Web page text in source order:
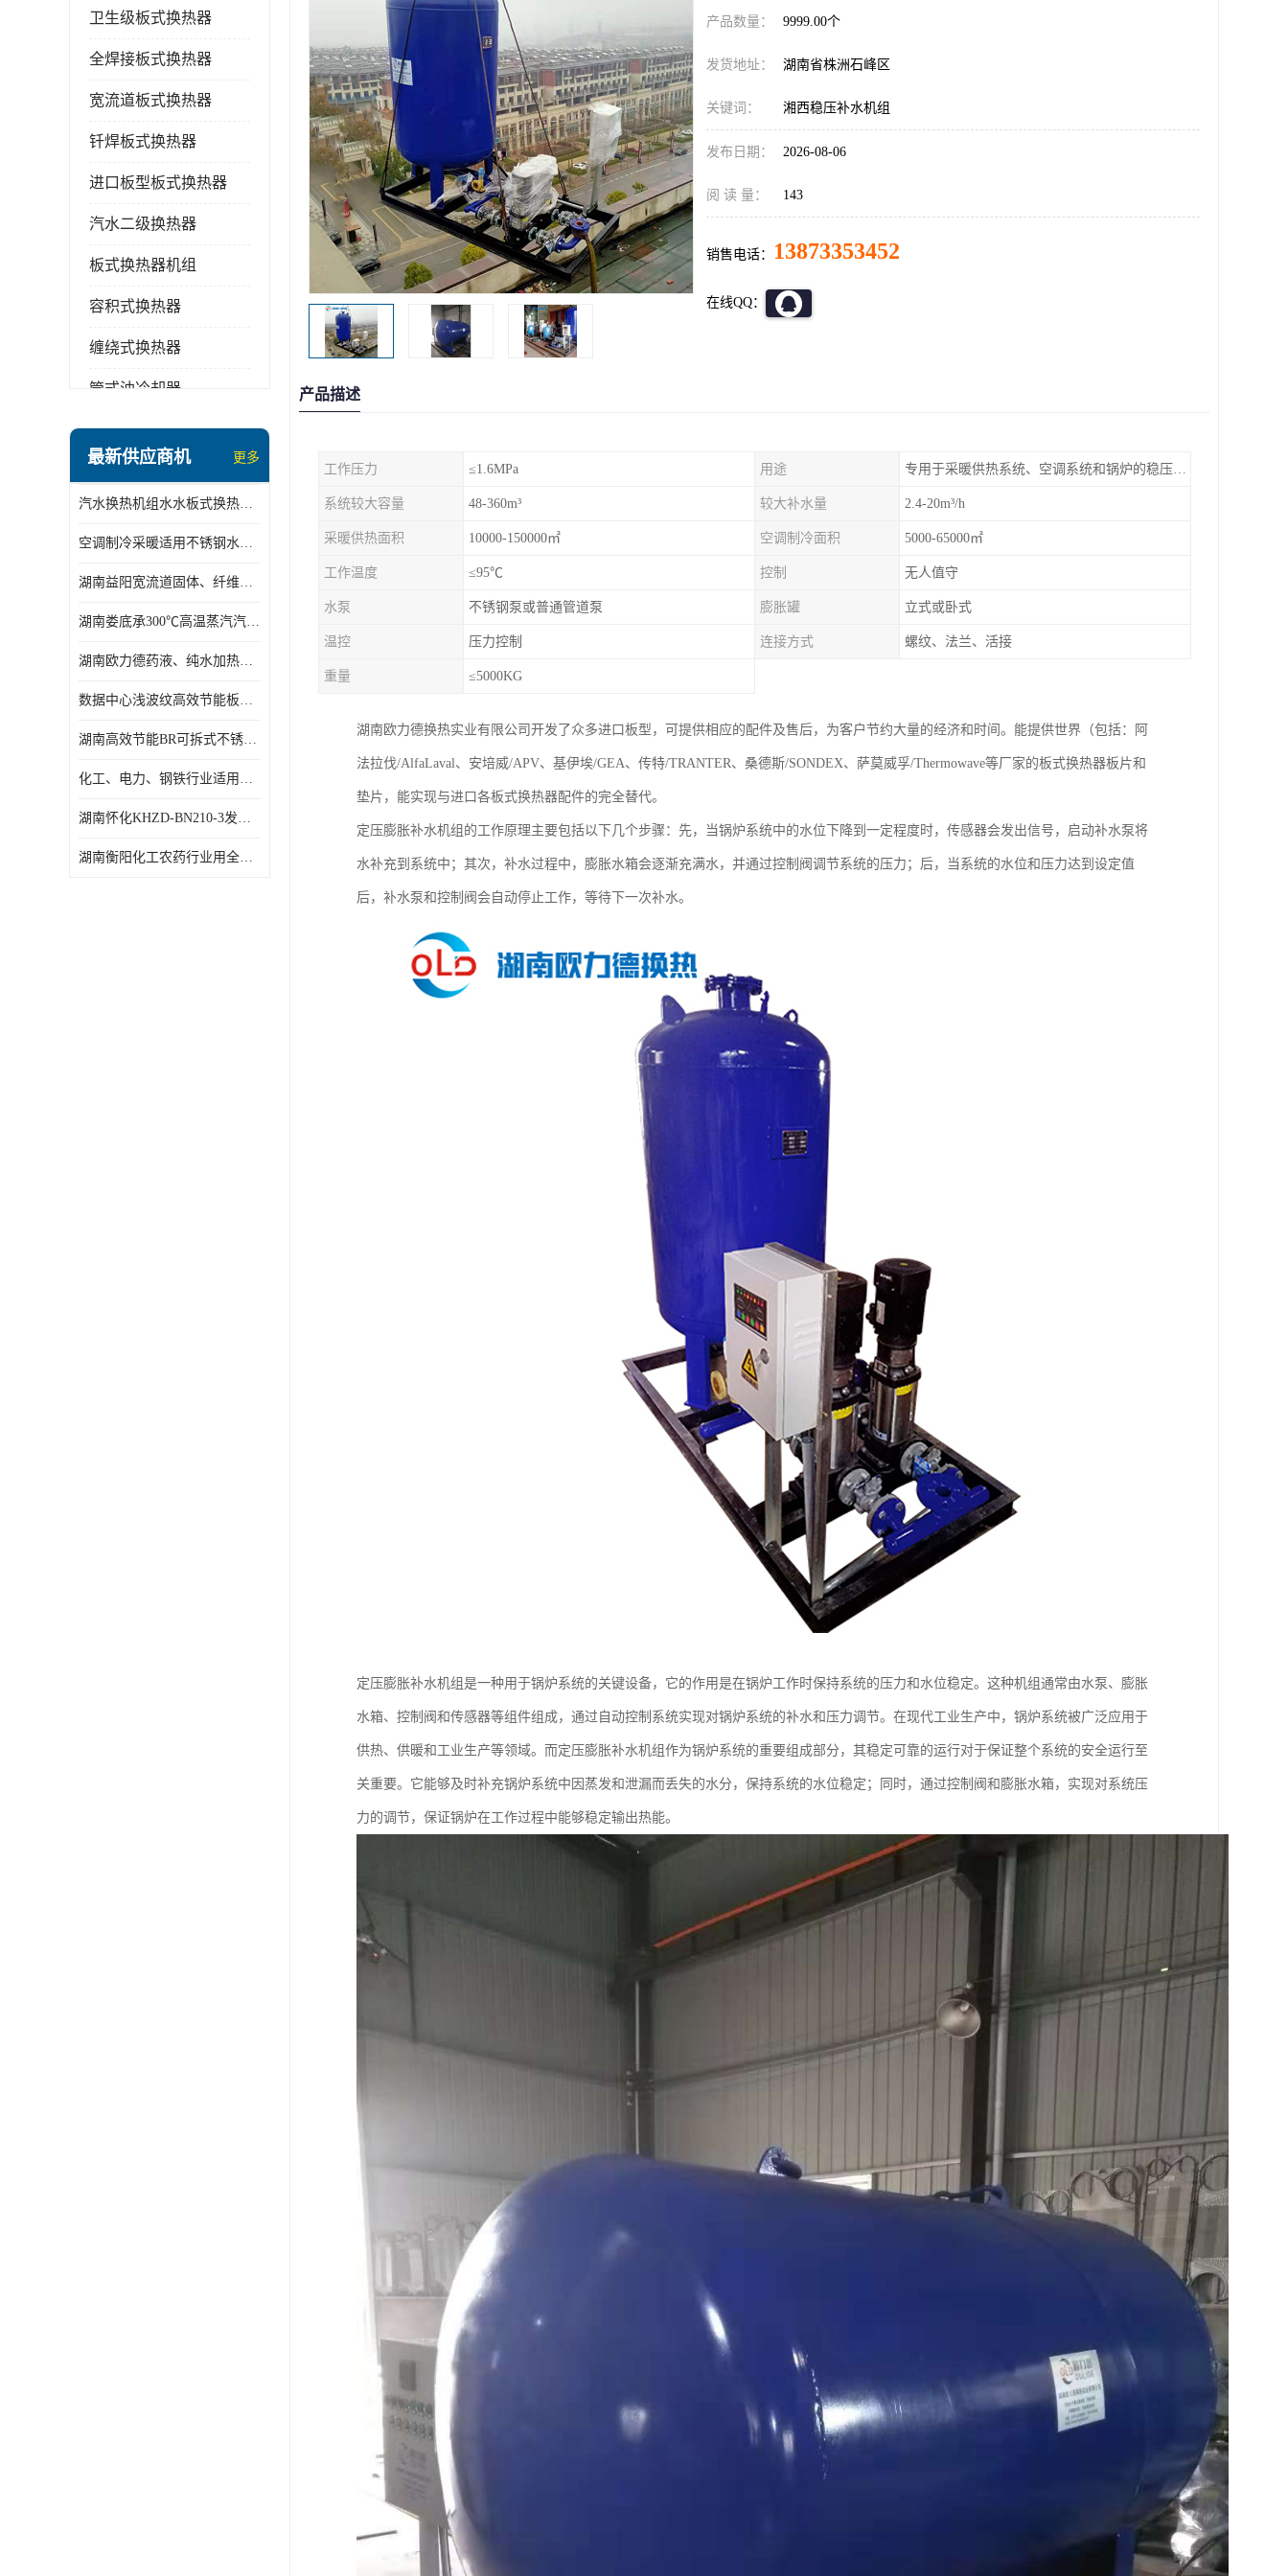
卫生级板式换热器
全焊接板式换热器
宽流道板式换热器
钎焊板式换热器
进口板型板式换热器
汽水二级换热器
板式换热器机组
容积式换热器
缠绕式换热器
管式油冷却器
盘管换热
变频供水机组
汽水混合加热器
水处理设备
最新供应商机 更多
汽水换热机组水水板式换热机组板式热交换机组厂家专业定制
空调制冷采暖适用不锈钢水水汽水板式换热器
湖南益阳宽流道固体、纤维、浆状物质加热冷却冷凝蒸发板式换热器
湖南娄底承300℃高温蒸汽汽水二级换热器
湖南欧力德药液、纯水加热、冷却、蒸发及杀菌用卫生级板式换热器
数据中心浅波纹高效节能板式换热器
湖南高效节能BR可拆式不锈钢板式换热器厂家定制
化工、电力、钢铁行业适用冷却冷凝蒸发加热不锈钢可拆式板式换热器
湖南怀化KHZD-BN210-3发动机柴油冷却钎焊机板式热交换器
湖南衡阳化工农药行业用全焊接板式冷凝器专业定制
产品数量： 9999.00个
发货地址： 湖南省株洲石峰区
关键词： 湘西稳压补水机组
发布日期： 2026-08-06
阅 读 量： 143
销售电话： 13873353452
在线QQ：
产品描述
工作压力 ≤1.6MPa 用途 专用于采暖供热系统、空调系统和锅炉的稳压补水
系统较大容量 48-360m³ 较大补水量 2.4-20m³/h
采暖供热面积 10000-150000㎡ 空调制冷面积 5000-65000㎡
工作温度 ≤95℃ 控制 无人值守
水泵 不锈钢泵或普通管道泵 膨胀罐 立式或卧式
温控 压力控制 连接方式 螺纹、法兰、活接
重量 ≤5000KG
湖南欧力德换热实业有限公司开发了众多进口板型，可提供相应的配件及售后，为客户节约大量的经济和时间。能提供世界（包括：阿
法拉伐/AlfaLaval、安培威/APV、基伊埃/GEA、传特/TRANTER、桑德斯/SONDEX、萨莫威孚/Thermowave等厂家的板式换热器板片和
垫片，能实现与进口各板式换热器配件的完全替代。
定压膨胀补水机组的工作原理主要包括以下几个步骤：先，当锅炉系统中的水位下降到一定程度时，传感器会发出信号，启动补水泵将
水补充到系统中；其次，补水过程中，膨胀水箱会逐渐充满水，并通过控制阀调节系统的压力；后，当系统的水位和压力达到设定值
后，补水泵和控制阀会自动停止工作，等待下一次补水。
定压膨胀补水机组是一种用于锅炉系统的关键设备，它的作用是在锅炉工作时保持系统的压力和水位稳定。这种机组通常由水泵、膨胀
水箱、控制阀和传感器等组件组成，通过自动控制系统实现对锅炉系统的补水和压力调节。在现代工业生产中，锅炉系统被广泛应用于
供热、供暖和工业生产等领域。而定压膨胀补水机组作为锅炉系统的重要组成部分，其稳定可靠的运行对于保证整个系统的安全运行至
关重要。它能够及时补充锅炉系统中因蒸发和泄漏而丢失的水分，保持系统的水位稳定；同时，通过控制阀和膨胀水箱，实现对系统压
力的调节，保证锅炉在工作过程中能够稳定输出热能。